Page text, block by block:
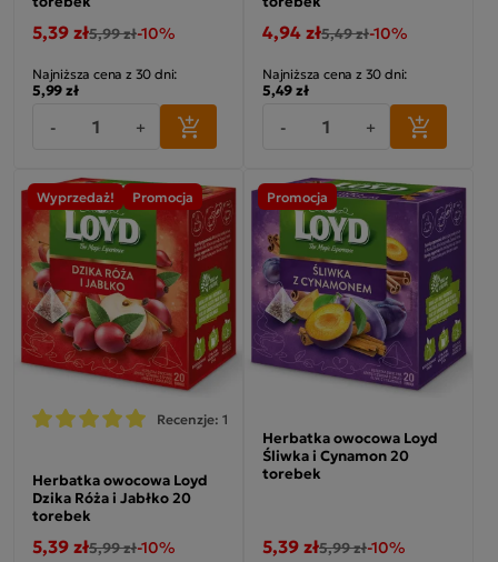
5,39 zł5,99 zł-10%
Najniższa cena z 30 dni:
5,99 zł
- +
4,94 zł5,49 zł-10%
Najniższa cena z 30 dni:
5,49 zł
- +
Wyprzedaż! Promocja
Recenzje: 1
Herbatka owocowa Loyd
Dzika Róża i Jabłko 20
torebek
5,39 zł5,99 zł-10%
Promocja
Herbatka owocowa Loyd
Śliwka i Cynamon 20
torebek
5,39 zł5,99 zł-10%